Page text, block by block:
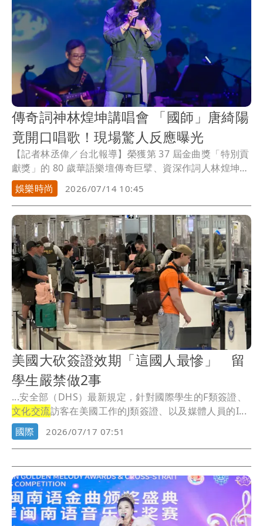
傳奇詞神林煌坤講唱會 「國師」唐綺陽
竟開口唱歌！現場驚人反應曝光
【記者林丞偉／台北報導】榮獲第 37 屆金曲獎「特別貢
獻獎」的 80 歲華語樂壇傳奇巨擘、資深作詞人林煌坤老
師，近日舉辦講唱會，卡司陣容集結了郎祖筠、賴佩
霞、李建復、吳楚楚等人，當晚最吸睛的亮點橋段，莫
過於特別來賓「國師」唐綺陽與跨界才女郎祖筠的同
台，令人驚呼「唐老師竟然也會唱歌」。
娛樂時尚 2026/07/14 10:45
美國大砍簽證效期「這國人最慘」 留
學生嚴禁做2事
...安全部（DHS）最新規定，針對國際學生的F類簽證、
文化交流訪客在美國工作的J類簽證、以及媒體人員的I...
國際
2026/07/17 07:51